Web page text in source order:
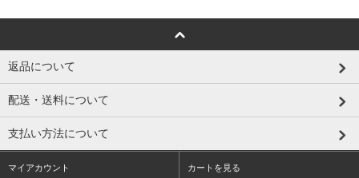
返品について
配送・送料について
支払い方法について
マイアカウント カートを見る